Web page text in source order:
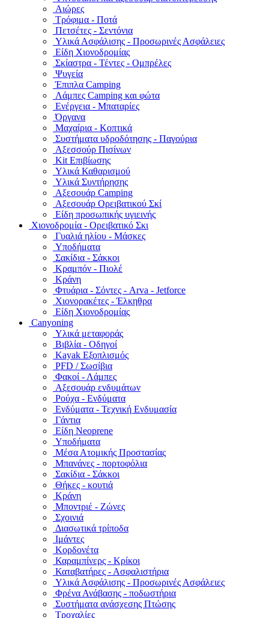
Αιώρες
Τρόφιμα - Ποτά
Πετσέτες - Σεντόνια
Υλικά Ασφάλισης - Προσωρινές Ασφάλειες
Είδη Χιονοδρομίας
Σκίαστρα - Τέντες - Ομπρέλες
Ψυγεία
Έπιπλα Camping
Λάμπες Camping και φώτα
Ενέργεια - Μπαταρίες
Όργανα
Μαχαίρια - Κοπτικά
Συστήματα υδροδότησης - Παγούρια
Αξεσσούρ Πισίνων
Kit Επιβίωσης
Υλικά Καθαρισμού
Υλικά Συντήρησης
Αξεσουάρ Camping
Αξεσουάρ Ορειβατικού Σκί
Είδη προσωπικής υγιεινής
Χιονοδρομία - Ορειβατικό Σκι
Γυαλιά ηλίου - Μάσκες
Υποδήματα
Σακίδια - Σάκκοι
Κραμπόν - Πιολέ
Κράνη
Φτυάρια - Σόντες - Arva - Jetforce
Χιονορακέτες - Έλκηθρα
Είδη Χιονοδρομίας
Canyoning
Υλικά μεταφοράς
Βιβλία - Οδηγοί
Kayak Εξοπλισμός
PFD / Σωσίβια
Φακοί - Λάμπες
Αξεσουάρ ενδυμάτων
Ρούχα - Ενδύματα
Ενδύματα - Τεχνική Ενδυμασία
Γάντια
Είδη Neoprene
Υποδήματα
Μέσα Ατομικής Προστασίας
Μπανάνες - πορτοφόλια
Σακίδια - Σάκκοι
Θήκες - κουτιά
Κράνη
Μποντριέ - Ζώνες
Σχοινιά
Διασωτικά τρίποδα
Ιμάντες
Κορδονέτα
Καραμπίνερς - Κρίκοι
Καταβατήρες - Ασφαλιστήρια
Υλικά Ασφάλισης - Προσωρινές Ασφάλειες
Φρένα Ανάβασης - ποδωστήρια
Συστήματα ανάσχεσης Πτώσης
Τροχαλίες